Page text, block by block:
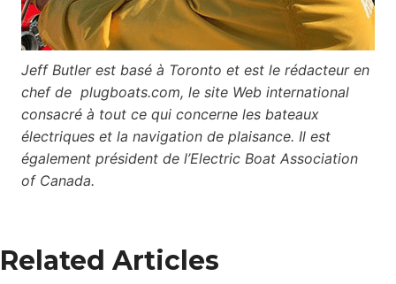
Jeff Butler est basé à Toronto et est le rédacteur en
chef de plugboats.com, le site Web international
consacré à tout ce qui concerne les bateaux
électriques et la navigation de plaisance. Il est
également président de l’Electric Boat Association
of Canada.
Related Articles